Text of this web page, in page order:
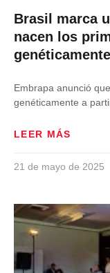
Brasil marca
nacen los
genéticamente
Embrapa anunció
genéticamente a
LEER MÁS
21 de mayo de 2025